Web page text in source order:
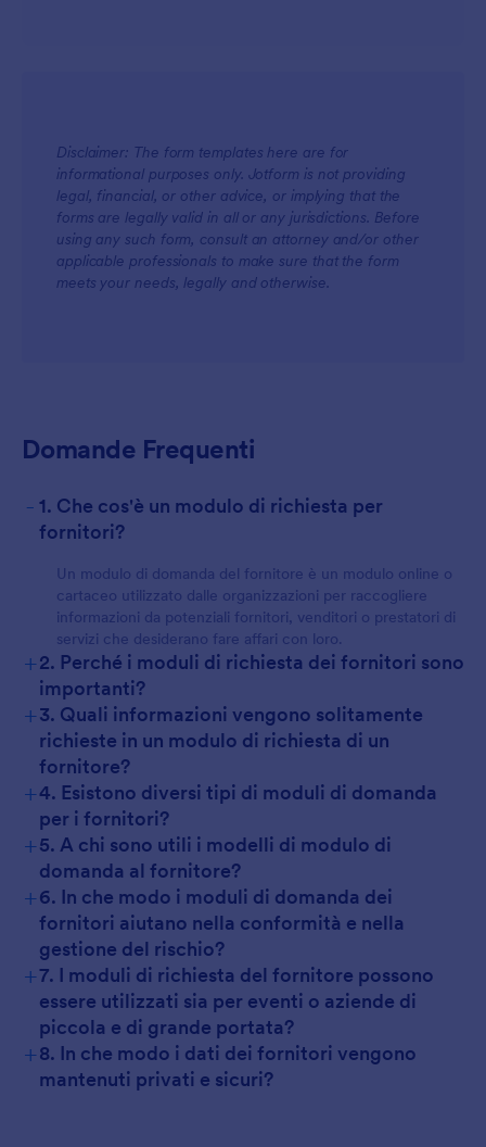
Disclaimer: The form templates here are for
informational purposes only. Jotform is not providing
legal, financial, or other advice, or implying that the
forms are legally valid in all or any jurisdictions. Before
using any such form, consult an attorney and/or other
applicable professionals to make sure that the form
meets your needs, legally and otherwise.
Domande Frequenti
- 1. Che cos'è un modulo di richiesta per
fornitori?
Un modulo di domanda del fornitore è un modulo online o
cartaceo utilizzato dalle organizzazioni per raccogliere
informazioni da potenziali fornitori, venditori o prestatori di
servizi che desiderano fare affari con loro.
+2. Perché i moduli di richiesta dei fornitori sono
importanti?
+3. Quali informazioni vengono solitamente
richieste in un modulo di richiesta di un
fornitore?
+4. Esistono diversi tipi di moduli di domanda
per i fornitori?
+5. A chi sono utili i modelli di modulo di
domanda al fornitore?
+6. In che modo i moduli di domanda dei
fornitori aiutano nella conformità e nella
gestione del rischio?
+7. I moduli di richiesta del fornitore possono
essere utilizzati sia per eventi o aziende di
piccola e di grande portata?
+8. In che modo i dati dei fornitori vengono
mantenuti privati ​​e sicuri?